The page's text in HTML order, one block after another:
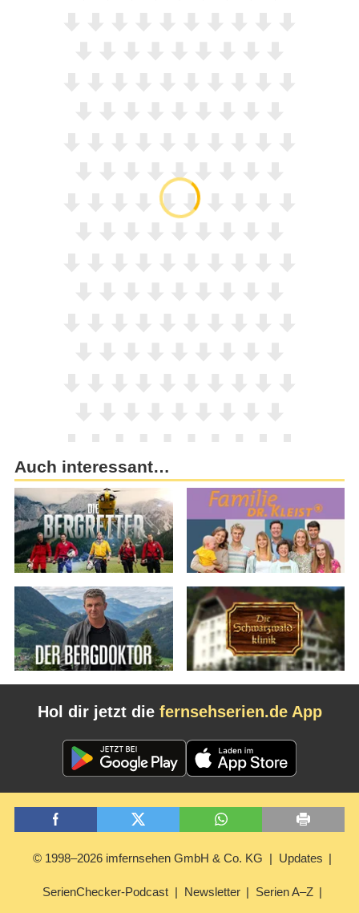
Auch interessant…
Hol dir jetzt die fernsehserien.de App
© 1998–2026 imfernsehen GmbH & Co. KG Updates
SerienChecker-Podcast Newsletter Serien A–Z